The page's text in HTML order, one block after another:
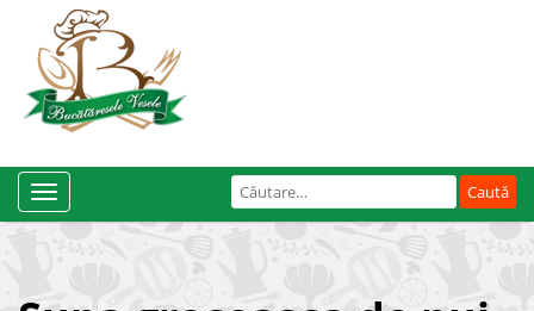
Caută
după:
Toggle
Navigation